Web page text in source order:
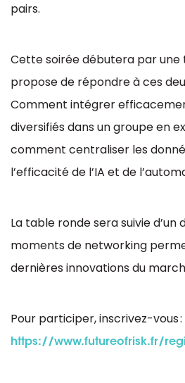
pairs.
Cette soirée débutera par une
propose de répondre à ces
Comment intégrer
diversifiés dans un groupe en
comment centraliser les
l’efficacité de l’IA et de
La table ronde sera suivie
moments de networking
dernières innovations du
Pour participer, inscrivez-vous :
https://www.futureofrisk.fr/